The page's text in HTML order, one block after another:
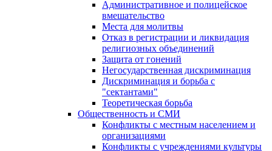
Административное и полицейское
вмешательство
Места для молитвы
Отказ в регистрации и ликвидация
религиозных объединений
Защита от гонений
Негосударственная дискриминация
Дискриминация и борьба с
"сектантами"
Теоретическая борьба
Общественность и СМИ
Конфликты с местным населением и
организациями
Конфликты с учреждениями культуры